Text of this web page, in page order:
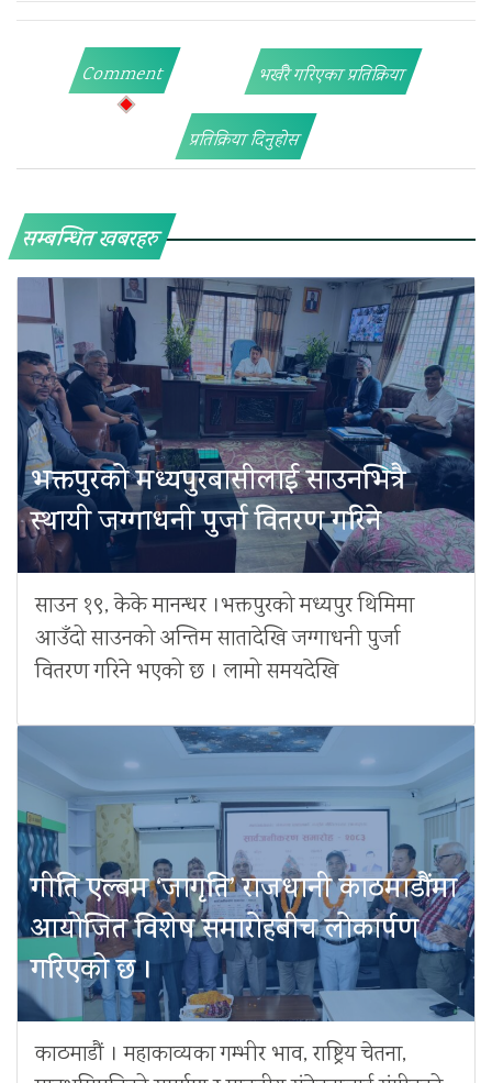
Comment भर्खरै गरिएका प्रतिक्रिया
प्रतिक्रिया दिनुहोस
सम्बन्धित खबरहरु
भक्तपुरको मध्यपुरबासीलाई साउनभित्रै
स्थायी जग्गाधनी पुर्जा वितरण गरिने
साउन १९, केके मानन्धर ।भक्तपुरको मध्यपुर थिमिमा
आउँदो साउनको अन्तिम सातादेखि जग्गाधनी पुर्जा
वितरण गरिने भएको छ । लामो समयदेखि
गीति एल्बम ‘जागृति’ राजधानी काठमाडौंमा
आयोजित विशेष समारोहबीच लोकार्पण
गरिएको छ ।
काठमाडौं । महाकाव्यका गम्भीर भाव, राष्ट्रिय चेतना,